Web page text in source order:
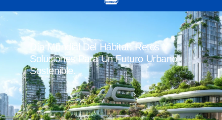
MENÚ
Día Mundial Del Hábitat: Retos Y
Soluciones Para Un Futuro Urbano
Sostenible.